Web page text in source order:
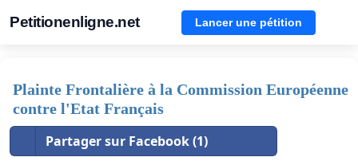
Petitionenligne.net Lancer une pétition
Plainte Frontalière à la Commission Européenne
contre l'Etat Français
Partager sur Facebook (1)